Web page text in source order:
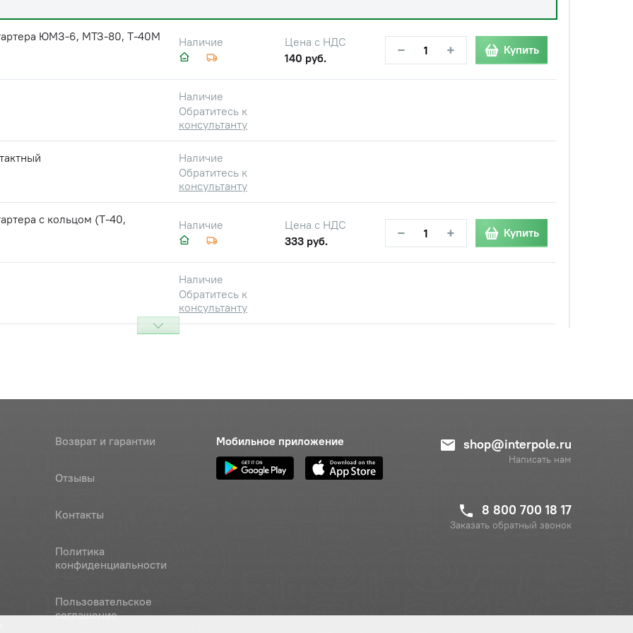
ЮМЗ-6, МТЗ-80, Т-40М Наличие
Цена с НДС
140 руб.
− + Купить
Наличие
Обратитесь к
консультанту
Наличие
Обратитесь к
консультанту
с кольцом (Т-40,
Наличие
Цена с НДС
333 руб.
− + Купить
Наличие
Обратитесь к
консультанту
Наличие
Обратитесь к
консультанту
Возврат и гарантии
Отзывы
Контакты
Политика
конфиденциальности
Пользовательское
соглашение
Мобильное приложение shop@interpole.ru
Написать нам
8 800 700 18 17
Заказать обратный звонок